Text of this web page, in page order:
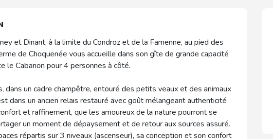
et Dinant, à la limite du Condroz et de la Famenne, au pied des
de Choquenée vous accueille dans son gîte de grande capacité
le Cabanon pour 4 personnes à côté.
dans un cadre champêtre, entouré des petits veaux et des animaux
dans un ancien relais restauré avec goût mélangeant authenticité
et raffinement, que les amoureux de la nature pourront se
un moment de dépaysement et de retour aux sources assuré.
répartis sur 3 niveaux (ascenseur), sa conception et son confort